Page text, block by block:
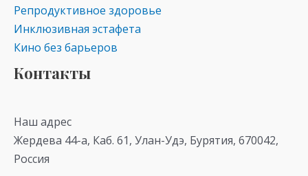
Репродуктивное здоровье
Инклюзивная эстафета
Кино без барьеров
Контакты
Наш адрес
Жердева 44-а, Каб. 61, Улан-Удэ, Бурятия, 670042,
Россия